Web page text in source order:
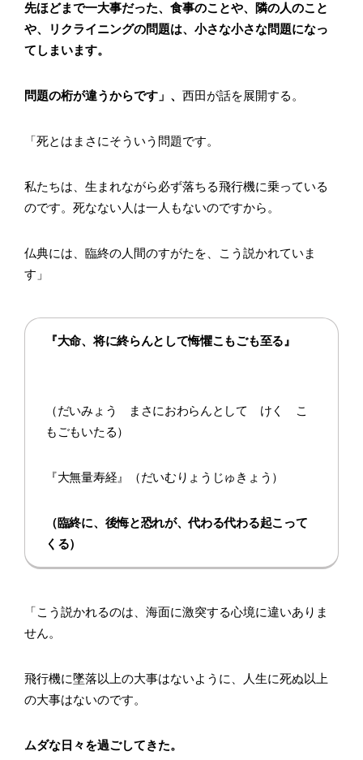
先ほどまで一大事だった、食事のことや、隣の人のこと
や、リクライニングの問題は、小さな小さな問題になっ
てしまいます。
問題の桁が違うからです」、 西田が話を展開する。
「死とはまさにそういう問題です。
私たちは、生まれながら必ず落ちる飛行機に乗っている
のです。死なない人は一人もないのですから。
仏典には、臨終の人間のすがたを、こう説かれていま
す」
『大命、将に終らんとして悔懼こもごも至る』
（だいみょう まさにおわらんとして けく こ
もごもいたる）
『大無量寿経』（だいむりょうじゅきょう）
（臨終に、後悔と恐れが、代わる代わる起こって
くる）
「こう説かれるのは、海面に激突する心境に違いありま
せん。
飛行機に墜落以上の大事はないように、人生に死ぬ以上
の大事はないのです。
ムダな日々を過ごしてきた。